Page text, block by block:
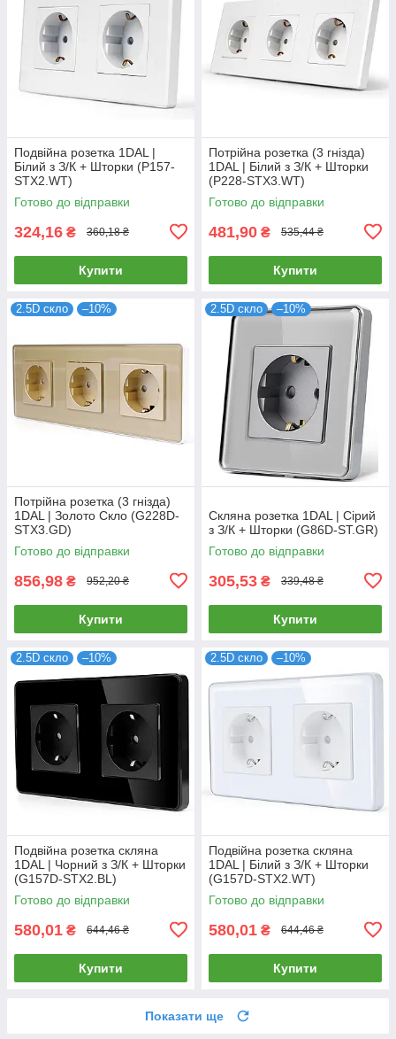
Подвійна розетка 1DAL |
Білий з З/К + Шторки (P157-
STX2.WT)
Готово до відправки
324,16 ₴ 360,18 ₴
Купити
Потрійна розетка (3 гнізда)
1DAL | Білий з З/К + Шторки
(P228-STX3.WT)
Готово до відправки
481,90 ₴ 535,44 ₴
Купити
2.5D скло –10%
Потрійна розетка (3 гнізда)
1DAL | Золото Скло (G228D-
STX3.GD)
Готово до відправки
856,98 ₴ 952,20 ₴
Купити
2.5D скло –10%
Скляна розетка 1DAL | Сірий
з З/К + Шторки (G86D-ST.GR)
Готово до відправки
305,53 ₴ 339,48 ₴
Купити
2.5D скло –10%
Подвійна розетка скляна
1DAL | Чорний з З/К + Шторки
(G157D-STX2.BL)
Готово до відправки
580,01 ₴ 644,46 ₴
Купити
2.5D скло –10%
Подвійна розетка скляна
1DAL | Білий з З/К + Шторки
(G157D-STX2.WT)
Готово до відправки
580,01 ₴ 644,46 ₴
Купити
Показати ще